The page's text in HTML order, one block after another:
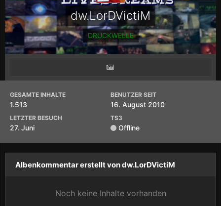
dw.LorDVictiM
DRUCKWELLE
GESAMTE INHALTE
1.513
BENUTZER SEIT
16. August 2010
LETZTER BESUCH
27. Juni
TS3
Offline
Albenkommentar erstellt von dw.LorDVictiM
Noch keine Inhalte vorhanden